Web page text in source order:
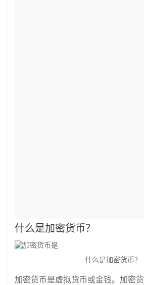
什么是加密货币？
什么是加密货币？
加密货币是虚拟货币或金钱。加密